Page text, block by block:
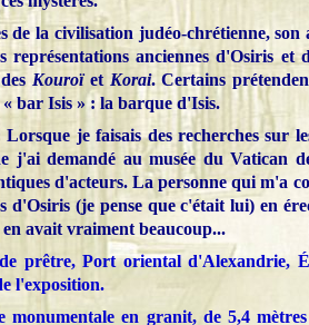
de la civilisation judéo-chrétienne, son
représentations anciennes d'Osiris et
Kouroïet Korai. Certains
bar Isis » : la barque d'Isis.
je faisais des recherches sur
j'ai demandé au musée du Vatican
d'acteurs. La personne qui m'a
d'Osiris (je pense que c'était lui) en
avait vraiment beaucoup...
prêtre, Port oriental d'Alexandrie,
l'exposition.
monumentale en granit, de 5,4